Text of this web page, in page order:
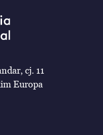
cj. 11
Europa